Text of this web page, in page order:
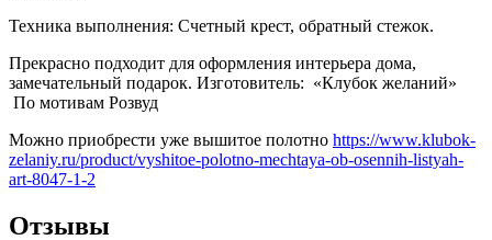
Техника выполнения: Счетный крест, обратный стежок.
Прекрасно подходит для оформления интерьера дома,
замечательный подарок. Изготовитель: «Клубок желаний»
По мотивам Розвуд
Можно приобрести уже вышитое полотно https://www.klubok-
zelaniy.ru/product/vyshitoe-polotno-mechtaya-ob-osennih-listyah-
art-8047-1-2
Отзывы